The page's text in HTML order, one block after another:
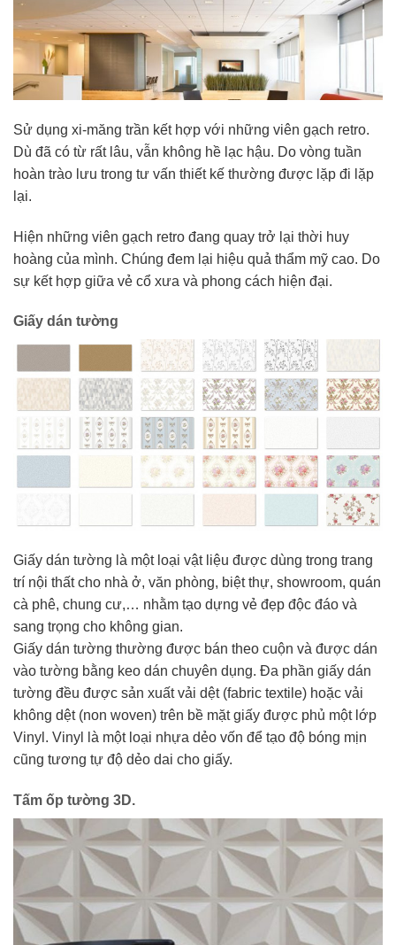
Sử dụng xi-măng trần kết hợp với những viên gạch retro.
Dù đã có từ rất lâu, vẫn không hề lạc hậu. Do vòng tuần
hoàn trào lưu trong tư vấn thiết kế thường được lặp đi lặp
lại.
Hiện những viên gạch retro đang quay trở lại thời huy
hoàng của mình. Chúng đem lại hiệu quả thẩm mỹ cao. Do
sự kết hợp giữa vẻ cổ xưa và phong cách hiện đại.
Giấy dán tường
Giấy dán tường là một loại vật liệu được dùng trong trang
trí nội thất cho nhà ở, văn phòng, biệt thự, showroom, quán
cà phê, chung cư,… nhằm tạo dựng vẻ đẹp độc đáo và
sang trọng cho không gian.
Giấy dán tường thường được bán theo cuộn và được dán
vào tường bằng keo dán chuyên dụng. Đa phần giấy dán
tường đều được sản xuất vải dệt (fabric textile) hoặc vải
không dệt (non woven) trên bề mặt giấy được phủ một lớp
Vinyl. Vinyl là một loại nhựa dẻo vốn để tạo độ bóng mịn
cũng tương tự độ dẻo dai cho giấy.
Tấm ốp tường 3D.